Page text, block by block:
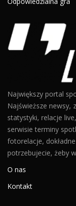
Największy portal
Najświeższe newsy,
statystyki, relacje
serwisie terminy
fotorelacje,
potrzebujecie, żeby
O nas
Kontakt